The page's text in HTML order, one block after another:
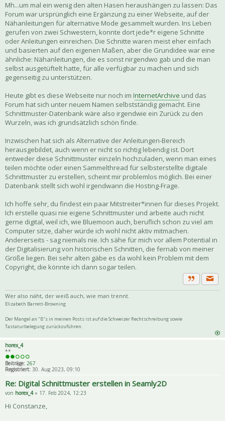
Mh...um mal ein wenig den alten Hasen heraushängen zu lassen: Das
Forum war ursprünglich eine Ergänzung zu einer Webseite, auf der
Nähanleitungen für alternative Mode gesammelt wurden. Ins Leben
gerufen von zwei Schwestern, konnte dort jede*r eigene Schnitte
oder Anleitungen einreichen. Die Schnitte waren meist eher einfach
und basierten auf den eigenen Maßen, aber die Grundidee war eine
ähnliche: Nähanleitungen, die es sonst nirgendwo gab und die man
selbst ausgetüftelt hatte, für alle verfügbar zu machen und sich
gegenseitig zu unterstützen.
Heute gibt es diese Webseite nur noch im InternetArchive und das
Forum hat sich unter neuem Namen selbstständig gemacht. Eine
Schnittmuster-Datenbank wäre also irgendwie ein Zurück zu den
Wurzeln, was ich grundsätzlich schön finde.
Inzwischen hat sich als Alternative der Anleitungen-Bereich
herausgebildet, auch wenn er nicht so richtig lebendig ist. Dort
entweder diese Schnittmuster einzeln hochzuladen, wenn man eines
teilen möchte oder einen Sammelthread für selbsterstellte digitale
Schnittmuster zu erstellen, scheint mir problemlos möglich. Bei einer
Datenbank stellt sich wohl irgendwann die Hosting-Frage.
Ich hoffe sehr, du findest ein paar Mitstreiter*innen für dieses Projekt.
Ich erstelle quasi nie eigene Schnittmuster und arbeite auch nicht
gerne digital, weil ich, wie Bluemoon auch, beruflich schon zu viel am
Computer sitze, daher würde ich wohl nicht aktiv mitmachen.
Andererseits - sag niemals nie. Ich sähe für mich vor allem Potential in
der Digitalisierung von historischen Schnitten, die fernab von meiner
Größe liegen. Bei sehr alten gäbe es da wohl kein Problem mit dem
Copyright, die könnte ich dann sogar teilen.
Zitat
Wer also näht, der weiß auch, wie man trennt.
Elizabeth Barrett-Browning
Der Mangel an "ß"s in meinen Posts ist auf die Schweizer Rechtschreibung sowie
Tastaturbelegung zurückzuführen.
horex_4
**
Beiträge: 267
Registriert: 30. Aug 2023, 09:10
Re: Digital Schnittmuster erstellen in Seamly2D
von horex_4» 17. Feb 2024, 12:23
Hi Constanze,